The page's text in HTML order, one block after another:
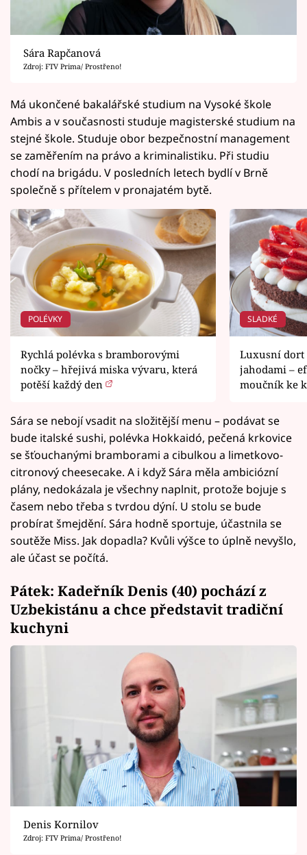
Sára Rapčanová
Zdroj: FTV Prima/ Prostřeno!
Má ukončené bakalářské studium na Vysoké škole
Ambis a v současnosti studuje magisterské studium na
stejné škole. Studuje obor bezpečnostní management
se zaměřením na právo a kriminalistiku. Při studiu
chodí na brigádu. V posledních letech bydlí v Brně
společně s přítelem v pronajatém bytě.
POLÉVKY
Rychlá polévka s bramborovými
nočky – hřejivá miska vývaru, která
potěší každý den
SLADKÉ
Luxusní dort
jahodami –
moučník ke
Sára se nebojí vsadit na složitější menu – podávat se
bude italské sushi, polévka Hokkaidó, pečená krkovice
se šťouchanými bramborami a cibulkou a limetkovo-
citronový cheesecake. A i když Sára měla ambiciózní
plány, nedokázala je všechny naplnit, protože bojuje s
časem nebo třeba s tvrdou dýní. U stolu se bude
probírat šmejdění. Sára hodně sportuje, účastnila se
soutěže Miss. Jak dopadla? Kvůli výšce to úplně nevyšlo,
ale účast se počítá.
Pátek: Kadeřník Denis (40) pochází z
Uzbekistánu a chce představit tradiční
kuchyni
Denis Kornilov
Zdroj: FTV Prima/ Prostřeno!